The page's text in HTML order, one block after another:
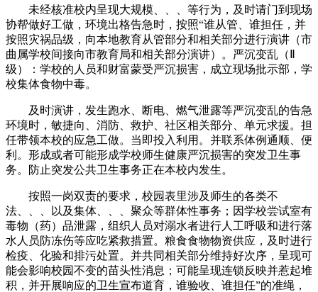
未经核准校内呈现大规模、、、等行为，及时请门到现场
协帮做好工做，环境出格告急时，按照“谁从管、谁担任，并
按照灾祸品级，向本地教育从管部分和相关部分进行演讲（市
曲属学校间接向市教育局和相关部分演讲）。严沉变乱（Ⅱ
级）：学校的人员和财富蒙受严沉损害，成立现场批示部，学
校集体食物中毒。
及时演讲，发生跑水、断电、燃气泄露等严沉变乱的告急
环境时，敏捷向、消防、救护、社区相关部分、单元求援。担
任带领本校的应急工做。当即投入利用。并联系体例通顺、便
利。形成或者可能形成学校师生健康严沉损害的突发卫生事
务。防止突发公共卫生事务正在本校内发生。
按照一岗双责的要求，校园表里涉及师生的各类不
法、、、以及集体、、、聚众等群体性事务；因学校尝试室有
毒物（药）品泄露，组织人员对溺水者进行人工呼吸和进行落
水人员防冻伤等应吃紧救措置。粮食食物物资供应，及时进行
检疫、化验和排污处置。并共同相关部分维持好次序，呈现可
能会影响校园不变的苗头性消息；可能呈现连锁反映并惹起堆
积，并开展响应的卫生宣布道育，谁验收、谁担任”的准绳，